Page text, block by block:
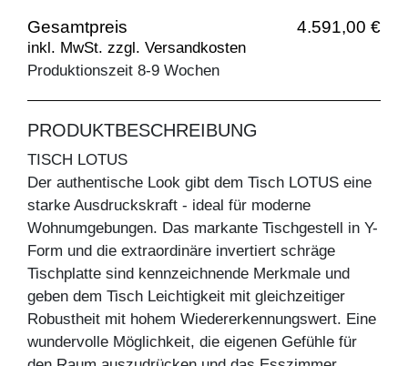
Gesamtpreis 4.591,00 €
inkl. MwSt. zzgl. Versandkosten
Produktionszeit 8-9 Wochen
PRODUKTBESCHREIBUNG
TISCH LOTUS
Der authentische Look gibt dem Tisch LOTUS eine
starke Ausdruckskraft - ideal für moderne
Wohnumgebungen. Das markante Tischgestell in Y-
Form und die extraordinäre invertiert schräge
Tischplatte sind kennzeichnende Merkmale und
geben dem Tisch Leichtigkeit mit gleichzeitiger
Robustheit mit hohem Wiedererkennungswert. Eine
wundervolle Möglichkeit, die eigenen Gefühle für